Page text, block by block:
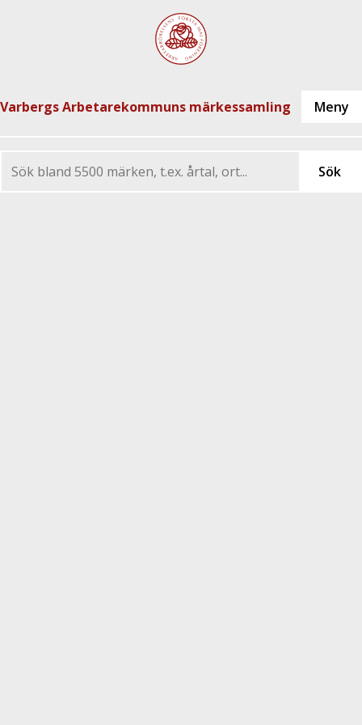
Varbergs Arbetarekommuns märkessamling